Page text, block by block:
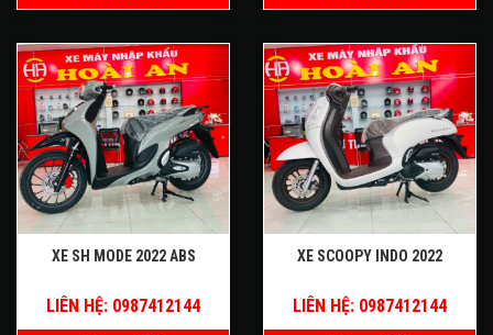
XE SH MODE 2022 ABS
LIÊN HỆ: 0987412144
XE SCOOPY INDO 2022
LIÊN HỆ: 0987412144